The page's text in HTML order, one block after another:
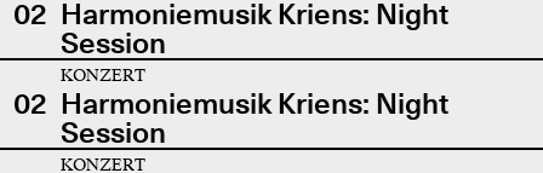
02 Harmoniemusik Kriens: Night
Session
02
KONZERT
Harmoniemusik Kriens: Night
Session
KONZERT